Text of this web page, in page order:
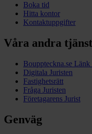
Boka tid
Hitta kontor
Kontaktuppgifter
Våra andra
Bouppteckna.se Länk
Digitala Juristen
Fastighetsrätt
Fråga Juristen
Företagarens Jurist
Genväg